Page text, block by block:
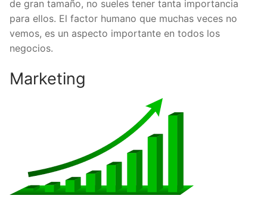
de gran tamaño, no sueles tener tanta importancia
para ellos. El factor humano que muchas veces no
vemos, es un aspecto importante en todos los
negocios.
Marketing